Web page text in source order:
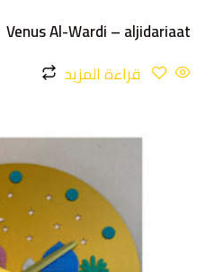
Venus Al-Wardi – aljidariaat
قراءة المزيد